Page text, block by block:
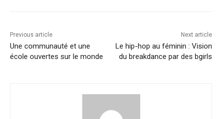
Previous article
Une communauté et une
école ouvertes sur le monde
Next article
Le hip-hop au féminin : Vision
du breakdance par des bgirls